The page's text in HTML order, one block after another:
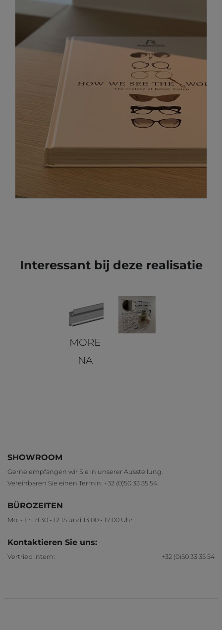
Interessant bij deze realisatie
MORE
NA
SHOWROOM
Gerne empfangen wir Sie in unserer Ausstellung.
Vereinbaren Sie einen Termin: +32 (0)50 33 35 54
BÜROZEITEN
Mo. - Fr.: 8:30 - 12:15 und 13:00 - 17:00 Uhr
Kontaktieren Sie uns:
Vertrieb intern: +32 (0)50 33 35 54